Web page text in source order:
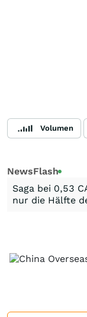
Volumen
NewsFlash
Saga bei 0,53
nur die Hälfte